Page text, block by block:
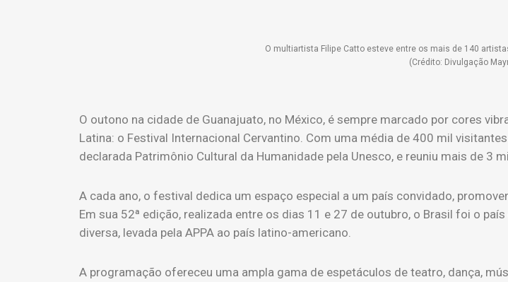
O multiartista Filipe Catto esteve entre os mais de 140
(Crédito: Divulgação
O outono na cidade de Guanajuato, no México, é sempre marcado por cores
Latina: o Festival Internacional Cervantino. Com uma média de 400 mil
declarada Patrimônio Cultural da Humanidade pela Unesco, e reuniu mais de 3
A cada ano, o festival dedica um espaço especial a um país convidado,
Em sua 52ª edição, realizada entre os dias 11 e 27 de outubro, o Brasil foi o
diversa, levada pela APPA ao país latino-americano.
A programação ofereceu uma ampla gama de espetáculos de teatro, dança,